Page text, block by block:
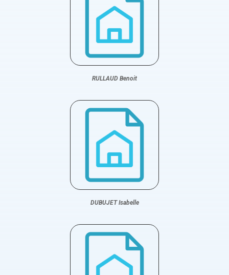
RULLAUD Benoit
DUBUJET Isabelle